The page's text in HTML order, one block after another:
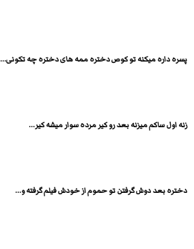
پسره داره میکنه تو کوص دختره ممه های دختره چه تکونی...
زنه اول ساکم میزنه بعد رو کیر مرده سوار میشه کیر...
دختره بعد دوش گرفتن تو حموم از خودش فیلم گرفته و...